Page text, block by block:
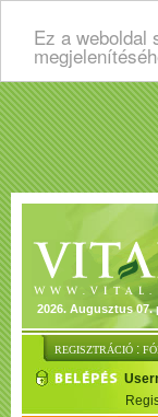
Ez a weboldal
2026. Augusztus 07.
REGISZTRÁCIÓ :